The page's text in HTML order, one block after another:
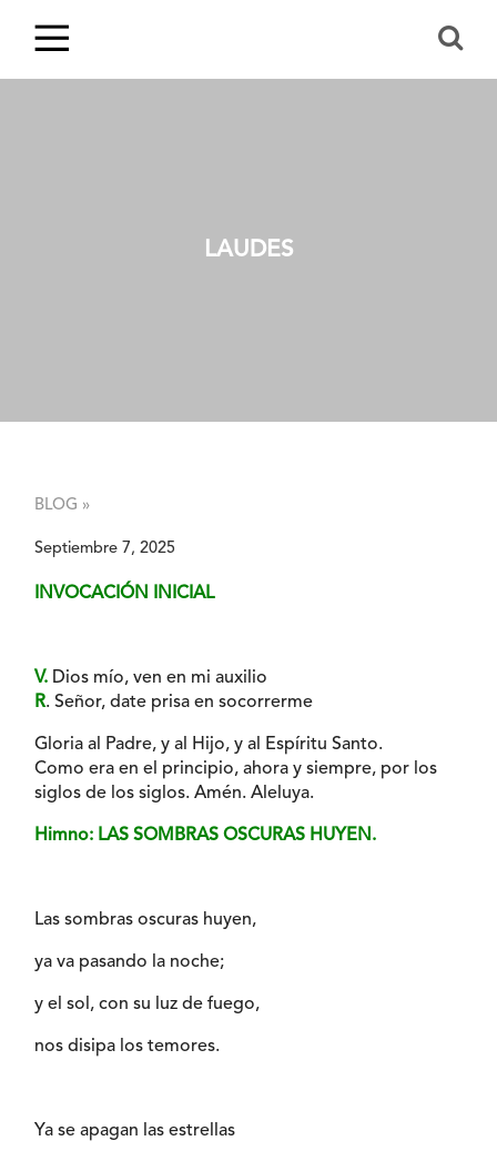
LAUDES
BLOG »
Septiembre 7, 2025
INVOCACIÓN INICIAL
V. Dios mío, ven en mi auxilio
R. Señor, date prisa en socorrerme
Gloria al Padre, y al Hijo, y al Espíritu Santo.
Como era en el principio, ahora y siempre, por los
siglos de los siglos. Amén. Aleluya.
Himno: LAS SOMBRAS OSCURAS HUYEN.
Las sombras oscuras huyen,
ya va pasando la noche;
y el sol, con su luz de fuego,
nos disipa los temores.
Ya se apagan las estrellas